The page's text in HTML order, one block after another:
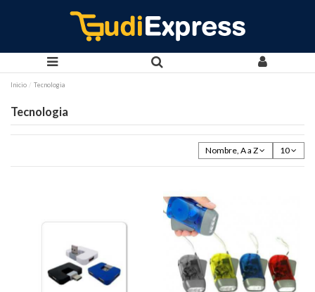
Inicio Tecnologia
Tecnologia
Nombre, A a Z 10